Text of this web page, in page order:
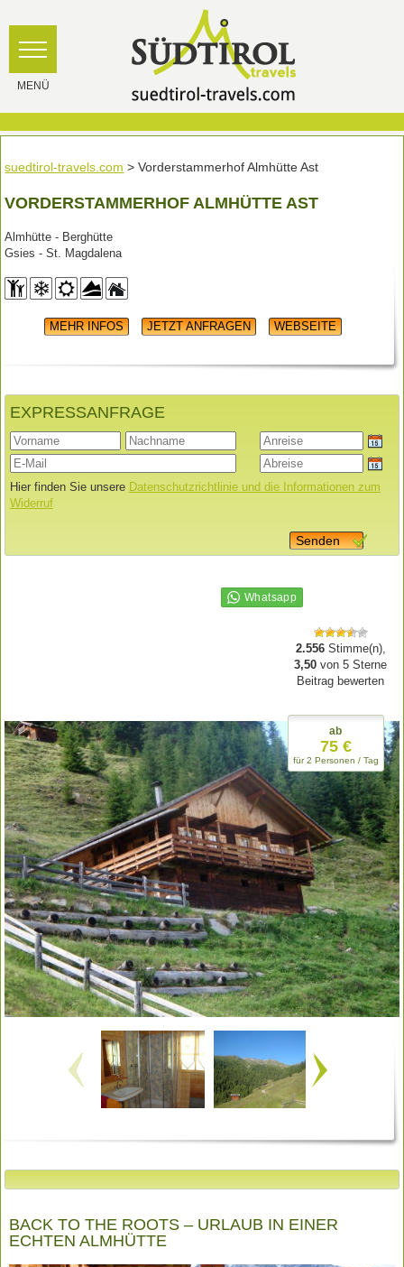
suedtirol-travels.com > Vorderstammerhof Almhütte Ast
VORDERSTAMMERHOF ALMHÜTTE AST
Almhütte - Berghütte
Gsies - St. Magdalena
MEHR INFOS JETZT ANFRAGEN WEBSEITE
EXPRESSANFRAGE
Hier finden Sie unsere Datenschutzrichtlinie und die Informationen zum
Widerruf
Senden
2.556Stimme(n),
3,50 von5 Sterne
Beitrag bewerten
ab
75 €
für 2 Personen / Tag
BACK TO THE ROOTS – URLAUB IN EINER
ECHTEN ALMHÜTTE